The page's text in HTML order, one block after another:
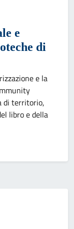
e
di
e la
di territorio,
libro e della